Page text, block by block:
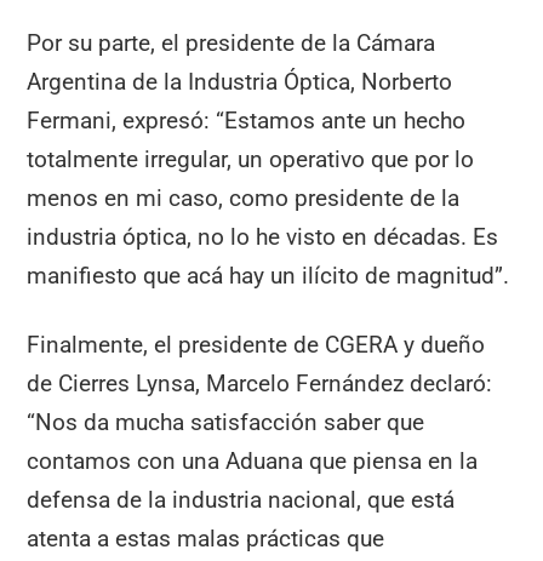
Por su parte, el presidente de la Cámara
Argentina de la Industria Óptica, Norberto
Fermani, expresó: “Estamos ante un hecho
totalmente irregular, un operativo que por lo
menos en mi caso, como presidente de la
industria óptica, no lo he visto en décadas. Es
manifiesto que acá hay un ilícito de magnitud”.
Finalmente, el presidente de CGERA y dueño
de Cierres Lynsa, Marcelo Fernández declaró:
“Nos da mucha satisfacción saber que
contamos con una Aduana que piensa en la
defensa de la industria nacional, que está
atenta a estas malas prácticas que